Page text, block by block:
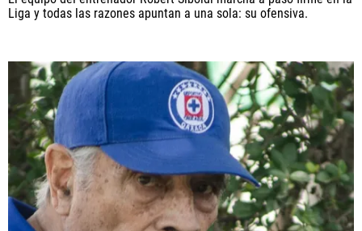
Liga y todas las razones apuntan a una sola: su ofensiva.